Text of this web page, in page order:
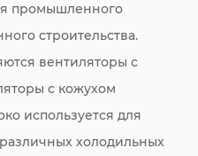
промышленного
строительства.
вентиляторы с
с кожухом
используется для
холодильных